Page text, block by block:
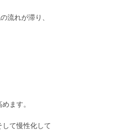
流れが滞り、
ます。
て慢性化して